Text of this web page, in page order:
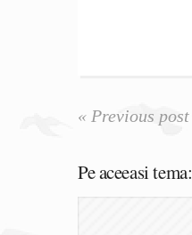
« Previous post
Pe aceeasi tema: